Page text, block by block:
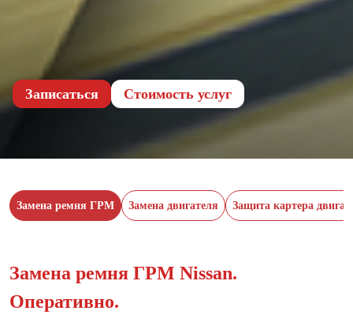
Записаться Cтоимость услуг
Замена ремня ГРМ Замена двигателя Защита картера
Замена ремня ГРМ Nissan.
Оперативно.